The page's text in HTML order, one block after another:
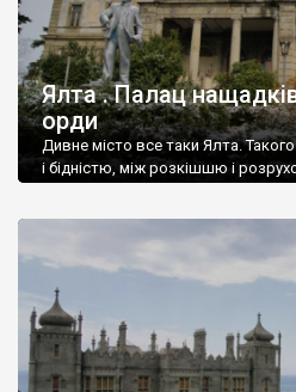
Ялта . Палац
орди
Дивне місто все таки Ялта.
і бідністю, між розкішшю і